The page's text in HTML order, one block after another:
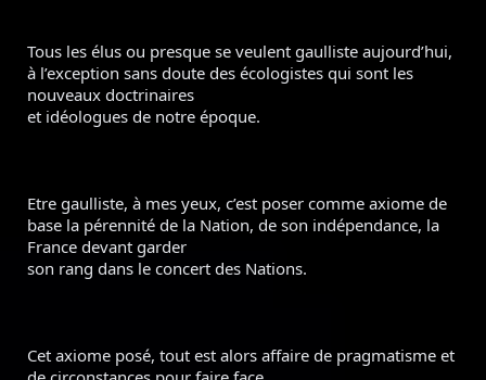
Tous les élus ou presque se veulent gaulliste aujourd’hui,
à l’exception sans doute des écologistes qui sont les
nouveaux doctrinaires
et idéologues de notre époque.
Etre gaulliste, à mes yeux, c’est poser comme axiome de
base la pérennité de la Nation, de son indépendance, la
France devant garder
son rang dans le concert des Nations.
Cet axiome posé, tout est alors affaire de pragmatisme et